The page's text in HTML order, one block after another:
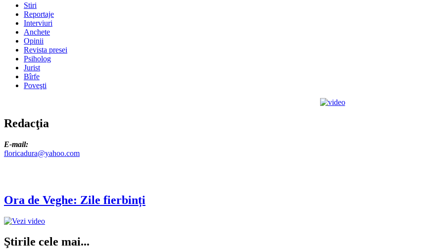
Stiri
Reportaje
Interviuri
Anchete
Opinii
Revista presei
Psiholog
Jurist
Bîrfe
Poveşti
Redacţia
E-mail:
floricadura@yahoo.com
Ora de Veghe: Zile fierbinți
Ştirile cele mai...